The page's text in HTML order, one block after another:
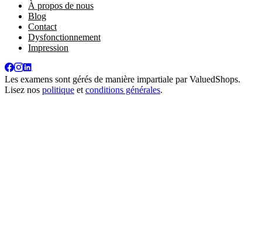
À propos de nous
Blog
Contact
Dysfonctionnement
Impression
Les examens sont gérés de manière impartiale parValuedShops.
Lisez nos politique et conditions générales.